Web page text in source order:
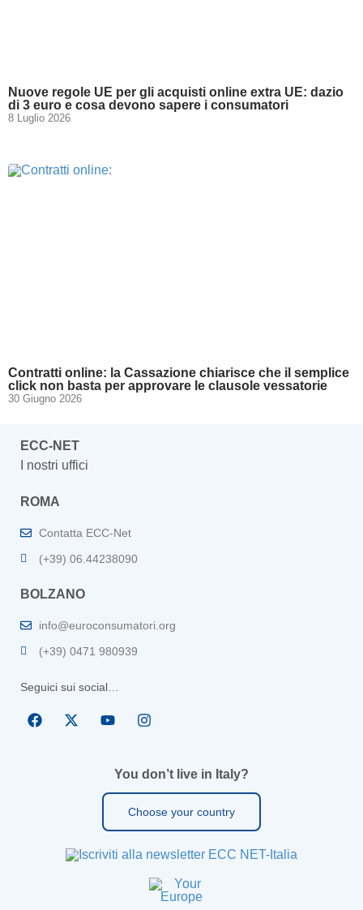
Nuove regole UE per gli acquisti online extra UE: dazio
di 3 euro e cosa devono sapere i consumatori
8 Luglio 2026
Contratti online: la Cassazione chiarisce che il semplice
click non basta per approvare le clausole vessatorie
30 Giugno 2026
ECC-NET
I nostri uffici
ROMA
Contatta ECC-Net
(+39) 06.44238090
BOLZANO
info@euroconsumatori.org
(+39) 0471 980939
Seguici sui social…
You don’t live in Italy?
Choose your country